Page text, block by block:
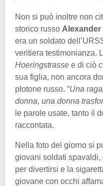
Non si può inoltre non
storico russo
era un soldato
veritiera testimonianza.
Hoeringstrasse e di ciò
sua figlia, non ancora
plotone russo. “Una
donna, una donna
le parole usate, tanto il
raccontata.
Nella foto del giorno si
giovani soldati spavaldi,
per divertirsi e la
giovane con occhi